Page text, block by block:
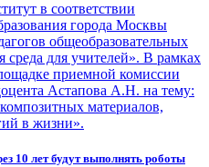
в соответствии
города Москвы
общеобразовательных
среда для учителей». В рамках
приемной комиссии
Астапова А.Н. на тему:
материалов,
в жизни».
10 лет будут выполнять роботы